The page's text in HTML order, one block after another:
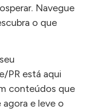
Navegue
o que
PR está aqui
conteúdos que
e leve o